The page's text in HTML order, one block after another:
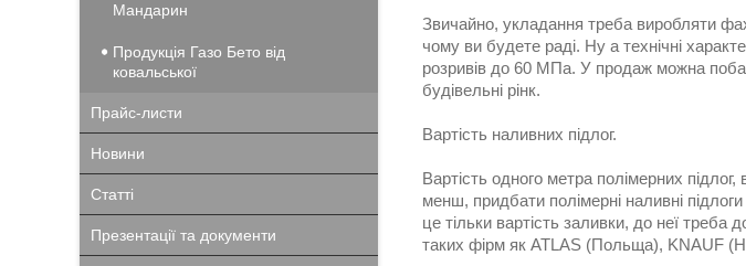
Звичайно, укладання треба виробляти
чому ви будете раді. Ну а технічні
розривів до 60 МПа. У продаж можна
будівельні рінк.
Вартість наливних підлог.
Вартість одного метра полімерних
менш, придбати полімерні наливні
це тільки вартість заливки, до неї треба
таких фірм як ATLAS (Польща), KNAUF
Мандарин
Продукція Газо Бето від
ковальської
Прайс-листи
Новини
Статті
Презентації та документи